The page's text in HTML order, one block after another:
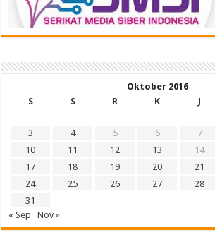
Oktober 2016
S
S R K J
3
4 5 6 7
10
11 12 13 14
17
18 19 20 21
24
25 26 27 28
31
« Sep
Nov »